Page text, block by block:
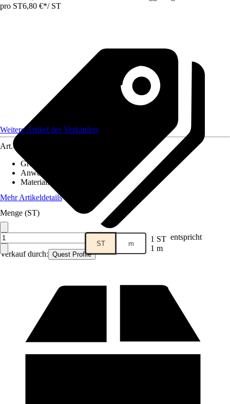
pro ST6,80 €*/ ST
Verkauf durch: Quest Profile
Weitere Artikel des Verkäufers
Art.-Nr.
Grundfarbe
Anwendungsbereich
Material:
Mehr Artikeldetails
Menge (ST)
ST m 1 ST entspricht
1 m